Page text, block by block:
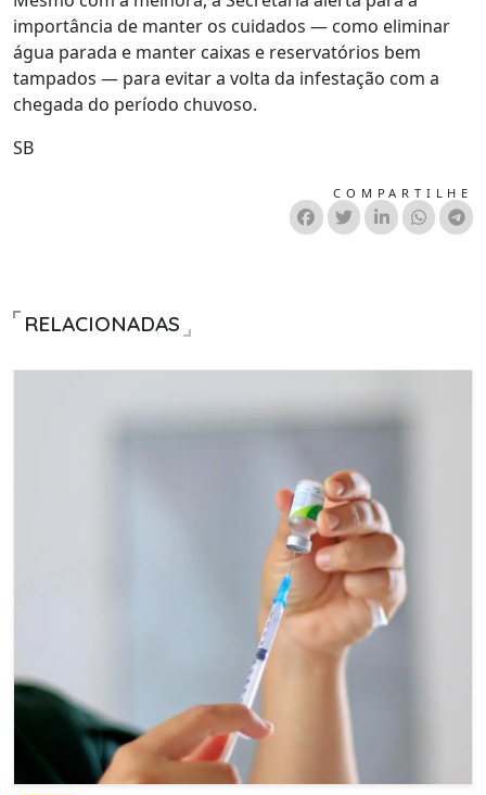
importância de manter os cuidados — como eliminar
água parada e manter caixas e reservatórios bem
tampados — para evitar a volta da infestação com a
chegada do período chuvoso.
SB
COMPARTILHE
RELACIONADAS